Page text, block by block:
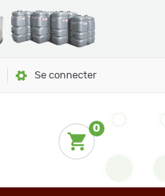
Se connecter
0